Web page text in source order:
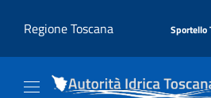
Regione Toscana
Sportello